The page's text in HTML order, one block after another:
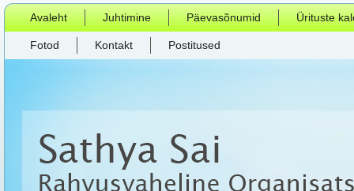
Avaleht Juhtimine Päevasõnumid Ürituste
Fotod Kontakt Postitused